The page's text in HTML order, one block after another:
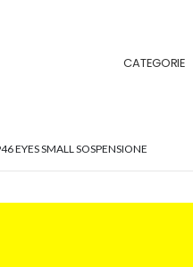
CATEGORIE
EYES SMALL SOSPENSIONE